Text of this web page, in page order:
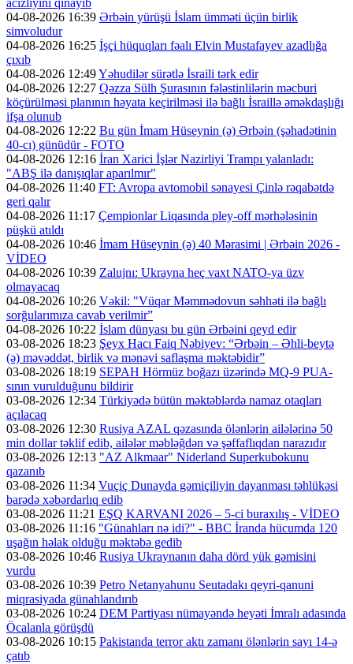
acizliyini qınayıb
04-08-2026 16:39 Ərbəin yürüşü İslam ümməti üçün birlik
simvoludur
04-08-2026 16:25 İşçi hüquqları fəalı Elvin Mustafayev azadlığa
çıxıb
04-08-2026 12:49Yəhudilər sürətlə İsraili tərk edir
04-08-2026 12:27 Qəzza Sülh Şurasının fələstinlilərin məcburi
köçürülməsi planının həyata keçirilməsi ilə bağlı İsraillə əməkdaşlığı
ifşa olunub
04-08-2026 12:22 Bu gün İmam Hüseynin (ə) Ərbəin (şəhadətinin
40-cı) günüdür - FOTO
04-08-2026 12:16 İran Xarici İşlər Nazirliyi Trampı yalanladı:
"ABŞ ilə danışıqlar aparılmır"
04-08-2026 11:40 FT: Avropa avtomobil sənayesi Çinlə rəqabətdə
geri qalır
04-08-2026 11:17 Çempionlar Liqasında pley-off mərhələsinin
püşkü atıldı
04-08-2026 10:46 İmam Hüseynin (ə) 40 Mərasimi | Ərbəin 2026 -
VİDEO
04-08-2026 10:39 Zalujnı: Ukrayna heç vaxt NATO-ya üzv
olmayacaq
04-08-2026 10:26 Vəkil: "Vüqar Məmmədovun səhhəti ilə bağlı
sorğularımıza cavab verilmir”
04-08-2026 10:22 İslam dünyası bu gün Ərbəini qeyd edir
03-08-2026 18:23 Şeyx Hacı Faiq Nəbiyev: “Ərbəin – Əhli-beytə
(ə) məvəddət, birlik və mənəvi saflaşma məktəbidir”
03-08-2026 18:19 SEPAH Hörmüz boğazı üzərində MQ-9 PUA-
sının vurulduğunu bildirir
03-08-2026 12:34 Türkiyədə bütün məktəblərdə namaz otaqları
açılacaq
03-08-2026 12:30 Rusiya AZAL qəzasında ölənlərin ailələrinə 50
min dollar təklif edib, ailələr məbləğdən və şəffaflıqdan narazıdır
03-08-2026 12:13 "AZ Alkmaar" Niderland Superkubokunu
qazanıb
03-08-2026 11:34 Vuçiç Dunayda gəmiçiliyin dayanması təhlükəsi
barədə xəbərdarlıq edib
03-08-2026 11:21 EŞQ KARVANI 2026 – 5-ci buraxılış - VİDEO
03-08-2026 11:16 "Günahları nə idi?" - BBC İranda hücumda 120
uşağın həlak olduğu məktəbə gedib
03-08-2026 10:46 Rusiya Ukraynanın daha dörd yük gəmisini
vurdu
03-08-2026 10:39 Petro Netanyahunu Seutadakı qeyri-qanuni
miqrasiyada günahlandırıb
03-08-2026 10:24 DEM Partiyası nümayəndə heyəti İmralı adasında
Öcalanla görüşdü
03-08-2026 10:15 Pakistanda terror aktı zamanı ölənlərin sayı 14-ə
çatıb